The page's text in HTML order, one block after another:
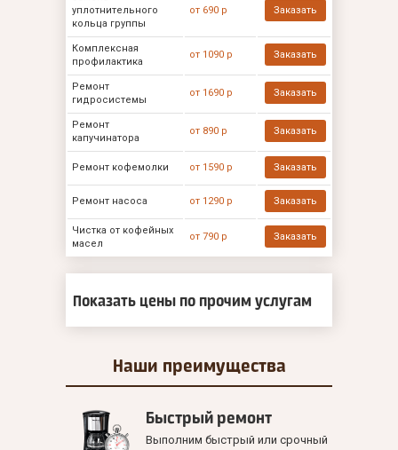
уплотнительного
кольца группы
от 690 р Заказать
Комплексная
профилактика
от 1090 р Заказать
Ремонт
гидросистемы
от 1690 р Заказать
Ремонт
капучинатора
от 890 р Заказать
Ремонт кофемолки от 1590 р Заказать
Ремонт насоса от 1290 р Заказать
Чистка от кофейных
масел
от 790 р Заказать
Показать цены по прочим услугам
Наши преимущества
Быстрый ремонт
Выполним быстрый или срочный